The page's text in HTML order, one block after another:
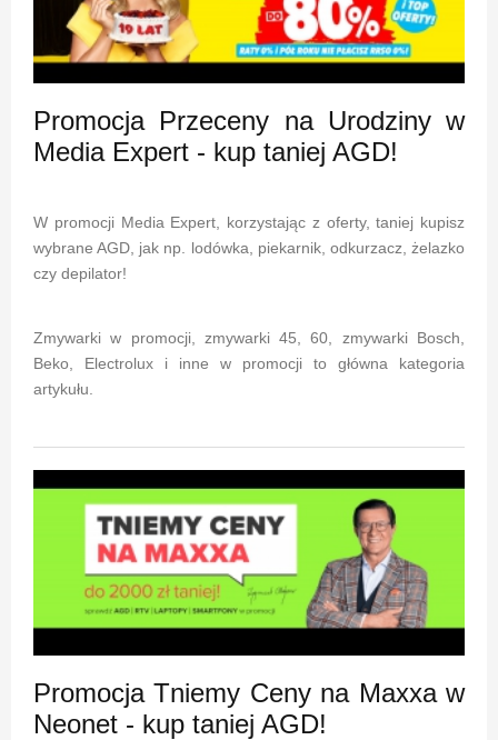
Promocja Przeceny na Urodziny w
Media Expert - kup taniej AGD!
W promocji Media Expert, korzystając z oferty, taniej kupisz
wybrane AGD, jak np. lodówka, piekarnik, odkurzacz, żelazko
czy depilator!
Zmywarki w promocji, zmywarki 45, 60, zmywarki Bosch,
Beko, Electrolux i inne w promocji to główna kategoria
artykułu.
Promocja Tniemy Ceny na Maxxa w
Neonet - kup taniej AGD!